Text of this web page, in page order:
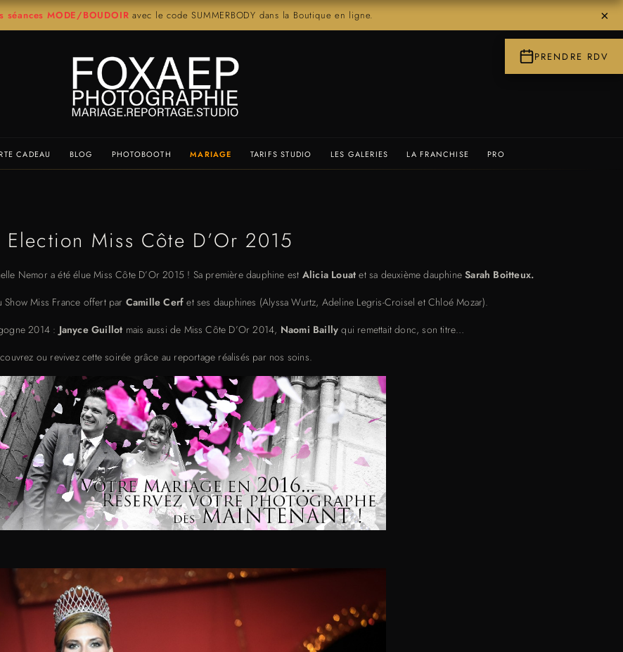
séances MODE/BOUDOIR avec le code SUMMERBODY dans la Boutique en ligne. ×
CADEAU BLOG PHOTOBOOTH MARIAGE TARIFS STUDIO LES GALERIES LA FRANCHISE PRO
Election Miss Côte D’Or 2015
Nemor a été élue Miss Côte D’Or 2015 ! Sa première dauphine est Alicia Louat et sa deuxième dauphineSarah Boitteux.
Miss France offert par Camille Cerf et ses dauphines (Alyssa Wurtz, Adeline Legris-Croisel et Chloé Mozar).
2014 : Janyce Guillot mais aussi de Miss Côte D’Or 2014, Naomi Bailly qui remettait donc, son titre…
ou revivez cette soirée grâce au reportage réalisés par nos soins.
PRENDRE RDV